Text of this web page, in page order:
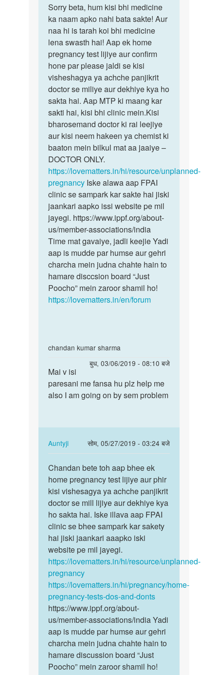
to
Mem
Meri
gf
Ke
piriyad
time…
by
Sandeep
Sorry
beta,
hum
kisi
bhi…
Sorry beta, hum kisi bhi medicine
ka naam apko nahi bata sakte! Aur
naa hi is tarah koi bhi medicine
lena swasth hai! Aap ek home
pregnancy test lijiye aur confirm
hone par please jaldi se kisi
visheshagya ya achche panjikrit
doctor se miliye aur dekhiye kya ho
sakta hai. Aap MTP ki maang kar
sakti hai, kisi bhi clinic mein.Kisi
bharosemand doctor ki rai leejiye
aur kisi neem hakeen ya chemist ki
baaton mein bilkul mat aa jaaiye –
DOCTOR ONLY.
https://lovematters.in/hi/resource/unplanned-
pregnancy Iske alawa aap FPAI
clinic se sampark kar sakte hai jiski
jaankari aapko issi website pe mil
jayegi. https://www.ippf.org/about-
us/member-associations/india
Time mat gavaiye, jadli keejie Yadi
aap is mudde par humse aur gehri
charcha mein judna chahte hain to
hamare disccsion board “Just
Poocho” mein zaroor shamil ho!
https://lovematters.in/en/forum
chandan kumar sharma
बुध, 03/06/2019 - 08:10 बजे
Mem
Meri
piriyad
time…
by
Sandeep
Mai
v
isi
fansa…
Mai v isi
paresani me fansa hu plz help me
also I am going on by sem problem
Auntyji
सोम, 05/27/2019 - 03:24 बजे
In
reply
to
Mai
v
isi
paresani
me
fansa…
by
chandan
kumar
sharma
Chandan
bete
toh
aap
bhee
ek…
Chandan bete toh aap bhee ek
home pregnancy test lijiye aur phir
kisi vishesagya ya achche panjikrit
doctor se mill lijiye aur dekhiye kya
ho sakta hai. Iske illava aap FPAI
clinic se bhee sampark kar sakety
hai jiski jaankari aaapko iski
website pe mil jayegi.
https://lovematters.in/hi/resource/unplanned-
pregnancy
https://lovematters.in/hi/pregnancy/home-
pregnancy-tests-dos-and-donts
https://www.ippf.org/about-
us/member-associations/india Yadi
aap is mudde par humse aur gehri
charcha mein judna chahte hain to
hamare discussion board “Just
Poocho” mein zaroor shamil ho!